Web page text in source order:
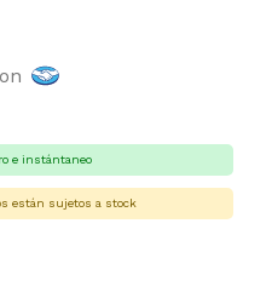
e instántaneo
están sujetos a stock